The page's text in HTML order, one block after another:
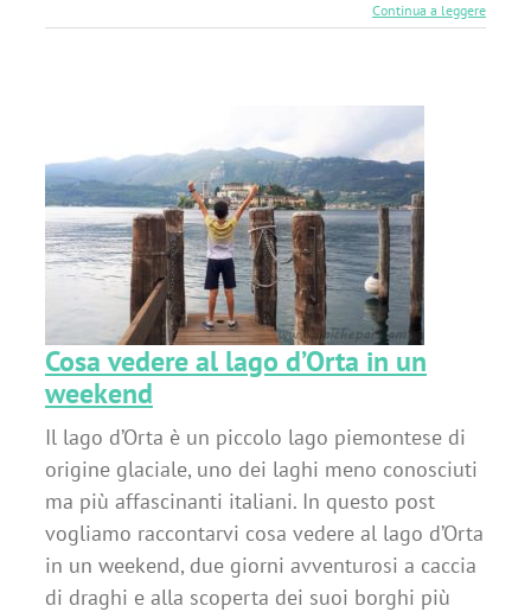
Continua a leggere
Cosa vedere al lago d’Orta in un
weekend
Il lago d’Orta è un piccolo lago piemontese di
origine glaciale, uno dei laghi meno conosciuti
ma più affascinanti italiani. In questo post
vogliamo raccontarvi cosa vedere al lago d’Orta
in un weekend, due giorni avventurosi a caccia
di draghi e alla scoperta dei suoi borghi più